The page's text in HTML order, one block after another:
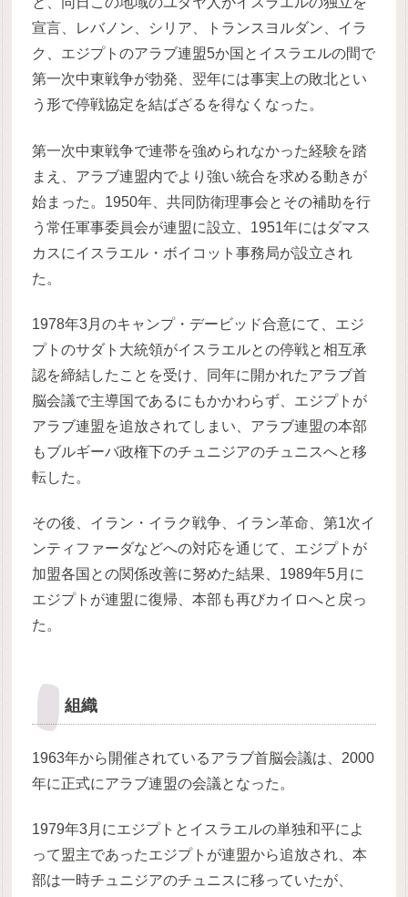
宣言、レバノン、シリア、トランスヨルダン、イラ
ク、エジプトのアラブ連盟5か国とイスラエルの間で
第一次中東戦争が勃発、翌年には事実上の敗北とい
う形で停戦協定を結ばざるを得なくなった。
第一次中東戦争で連帯を強められなかった経験を踏
まえ、アラブ連盟内でより強い統合を求める動きが
始まった。1950年、共同防衛理事会とその補助を行
う常任軍事委員会が連盟に設立、1951年にはダマス
カスにイスラエル・ボイコット事務局が設立され
た。
1978年3月のキャンプ・デービッド合意にて、エジ
プトのサダト大統領がイスラエルとの停戦と相互承
認を締結したことを受け、同年に開かれたアラブ首
脳会議で主導国であるにもかかわらず、エジプトが
アラブ連盟を追放されてしまい、アラブ連盟の本部
もブルギーバ政権下のチュニジアのチュニスへと移
転した。
その後、イラン・イラク戦争、イラン革命、第1次イ
ンティファーダなどへの対応を通じて、エジプトが
加盟各国との関係改善に努めた結果、1989年5月に
エジプトが連盟に復帰、本部も再びカイロへと戻っ
た。
組織
1963年から開催されているアラブ首脳会議は、2000
年に正式にアラブ連盟の会議となった。
1979年3月にエジプトとイスラエルの単独和平によ
って盟主であったエジプトが連盟から追放され、本
部は一時チュニジアのチュニスに移っていたが、